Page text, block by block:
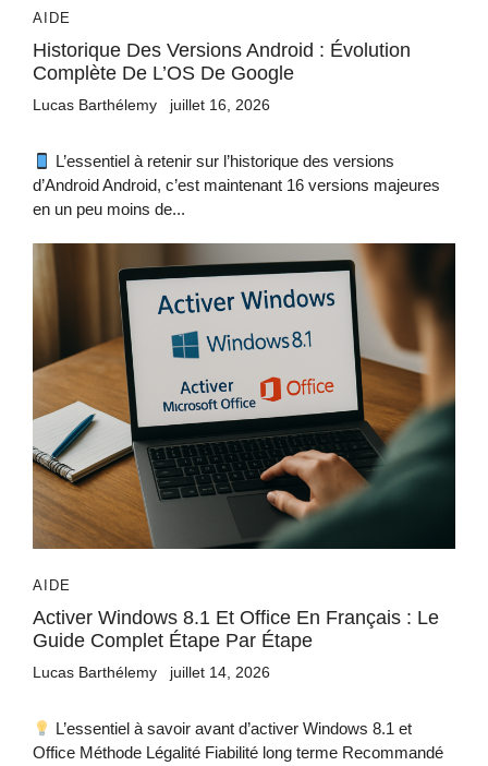
AIDE
Historique Des Versions Android : Évolution
Complète De L’OS De Google
Lucas Barthélemy juillet 16, 2026
L’essentiel à retenir sur l’historique des versions
d’Android Android, c’est maintenant 16 versions majeures
en un peu moins de...
AIDE
Activer Windows 8.1 Et Office En Français : Le
Guide Complet Étape Par Étape
Lucas Barthélemy juillet 14, 2026
L’essentiel à savoir avant d’activer Windows 8.1 et
Office Méthode Légalité Fiabilité long terme Recommandé